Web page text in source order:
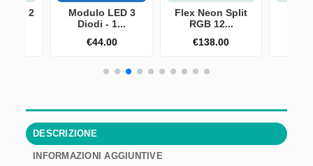
JST 2
Modulo LED 3
Diodi - 1...
€44.00
Flex Neon Split
RGB 12...
€138.00
DESCRIZIONE
INFORMAZIONI AGGIUNTIVE